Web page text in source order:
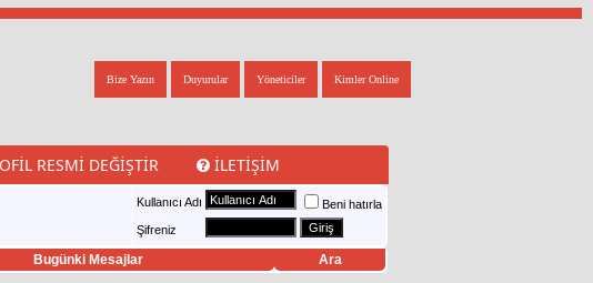
Kimler Online
Yöneticiler
Duyurular
Bize Yazın
RESMI DEĞIŞTIR İLETIŞIM
Kullanıcı Adı
Beni hatırla
Şifreniz
Bugünki Mesajlar Ara